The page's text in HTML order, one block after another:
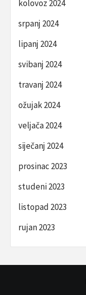
kolovoz 2024
srpanj 2024
lipanj 2024
svibanj 2024
travanj 2024
ožujak 2024
veljača 2024
siječanj 2024
prosinac 2023
studeni 2023
listopad 2023
rujan 2023